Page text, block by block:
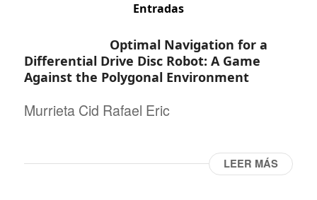
Entradas
Optimal Navigation for a
Differential Drive Disc Robot: A Game
Against the Polygonal Environment
Murrieta Cid Rafael Eric
LEER MÁS